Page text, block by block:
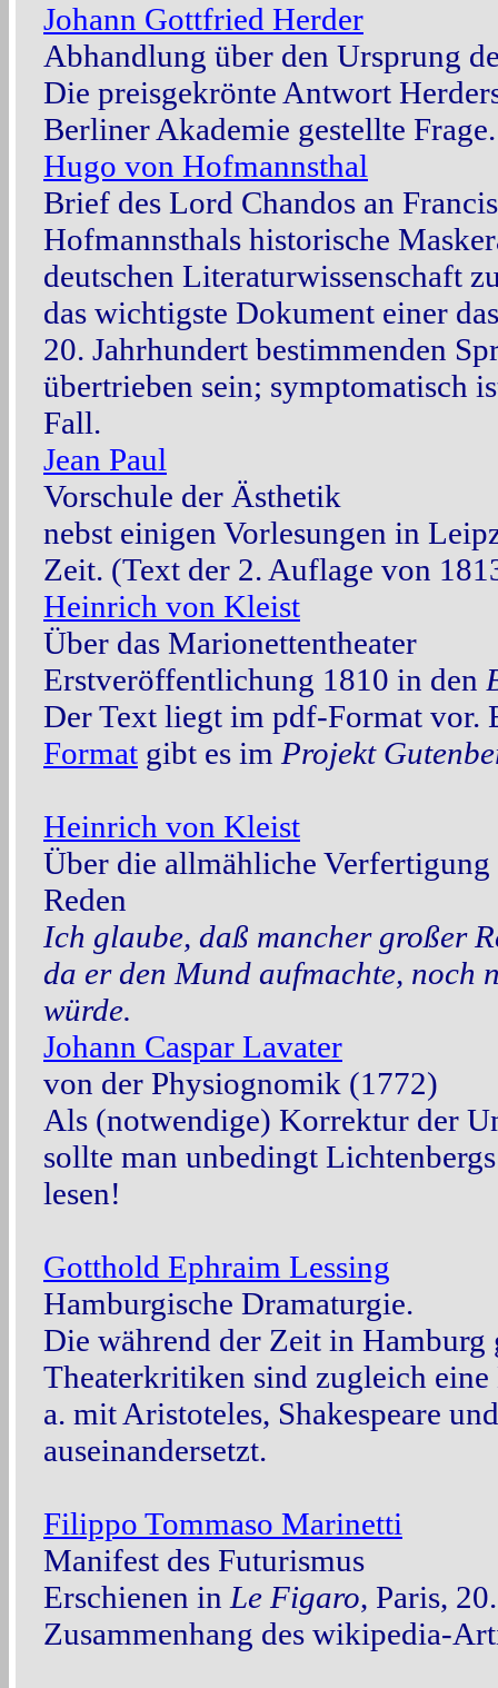
Johann Gottfried Herder
Abhandlung über den Ursprung
Die preisgekrönte Antwort
Berliner Akademie gestellte Frage.
Hugo von Hofmannsthal
Brief des Lord Chandos an
Hofmannsthals historische
deutschen Literaturwissenschaft
das wichtigste Dokument einer
20. Jahrhundert bestimmenden
übertrieben sein; symptomatisch
Fall.
Jean Paul
Vorschule der Ästhetik
nebst einigen Vorlesungen in
Zeit. (Text der 2. Auflage von
Heinrich von Kleist
Über das Marionettentheater
Erstveröffentlichung 1810 in den
Der Text liegt im pdf-Format vor.
Format gibt es im Projekt
Heinrich von Kleist
Über die allmähliche Verfertigung
Reden
Ich glaube, daß mancher großer
da er den Mund aufmachte, noch
würde.
Johann Caspar Lavater
von der Physiognomik (1772)
Als (notwendige) Korrektur der
sollte man unbedingt
lesen!
Gotthold Ephraim Lessing
Hamburgische Dramaturgie.
Die während der Zeit in Hamburg
Theaterkritiken sind zugleich
a. mit Aristoteles, Shakespeare
auseinandersetzt.
Filippo Tommaso Marinetti
Manifest des Futurismus
Erschienen in Le Figaro, Paris,
Zusammenhang des wikipedia-